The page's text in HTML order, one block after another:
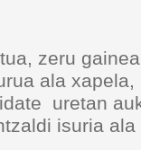
zeru
ala
uretan
isuria